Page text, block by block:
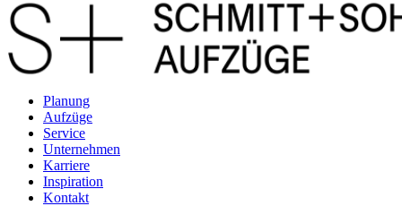
Planung
Aufzüge
Service
Unternehmen
Karriere
Inspiration
Kontakt